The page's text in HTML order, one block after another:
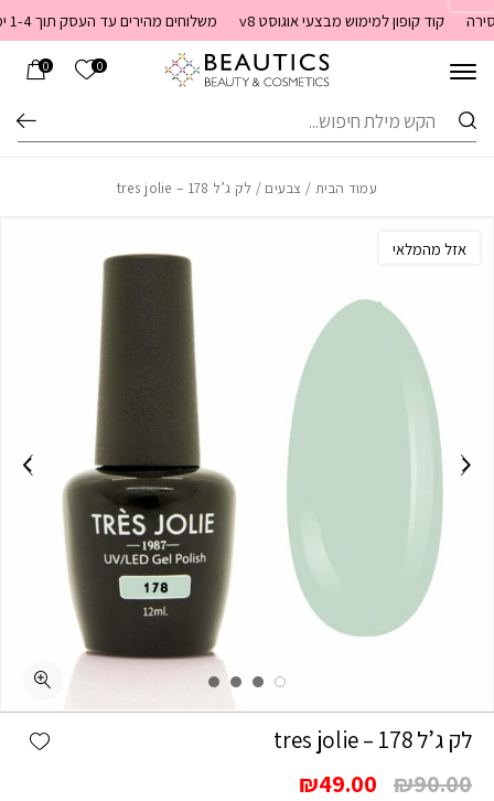
Skip to Content
קוד קופון למימוש מבצעי אוגוסט v8 משלוחים מהירים עד העסק תוך 1-4 ימי עסקים. משלוחים חינם מעל 399 שקלים חדש באתר! ניתן לשלם במזומן לשליח בעת המסירה
0 הרשימה
0
חיפוש
עמוד הבית / צבעים / לק ג’ל 178 – tres jolie
לק ג’ל 178 – tres jolie
₪90.00
המחיר₪49.00
המחיר
אזל מהמלאי
בחזרה למעלה